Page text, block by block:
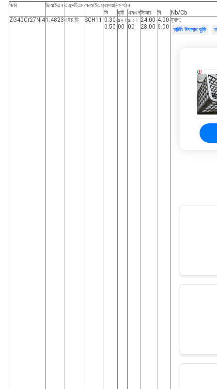
জিবি ডিআইএন এএসটিএমজেআইএসরাসায়নিক গঠন
সি
হ্যাঁ এমএনসিআর নি
Nb/Cb
ZG40Cr27Ni41.4823এইচ ডি SCH11 0.30-
0.50
≤২।
00
≤ ১।
00
24.00-
28.00
4.00-
6.00
ট্যাগ:
চার্জিং উপাদান ঝুড়ি